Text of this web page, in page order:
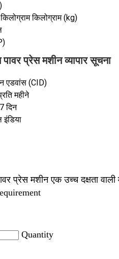
किलोग्राम (kg)
प्रेस मशीन व्यापार सूचना
एडवांस (CID)
महीने
दिन
प्रेस मशीन एक उच्च दक्षता
Quantity